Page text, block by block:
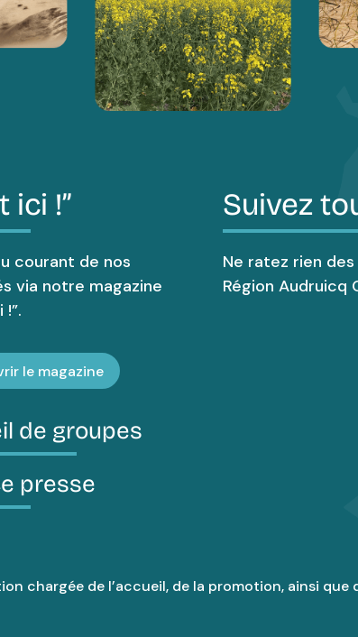
ici !”
courant de nos
via notre magazine
!”.
le magazine
de groupes
presse
Suivez
Ne ratez rien des
Région Audruicq
chargée de l’accueil, de la promotion, ainsi que